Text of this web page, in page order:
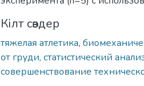
Кілт сөздер
тяжелая атлетика,
от груди, статистический
совершенствование